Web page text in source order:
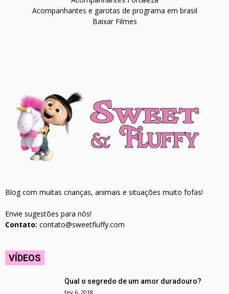
Acompanhantes e garotas de programa em brasil
Baixar Filmes
Blog com muitas crianças, animais e situações muito fofas!
Envie sugestões para nós!
Contato: contato@sweetfluffy.com
VÍDEOS
Qual o segredo de um amor duradouro?
fev 6, 2018